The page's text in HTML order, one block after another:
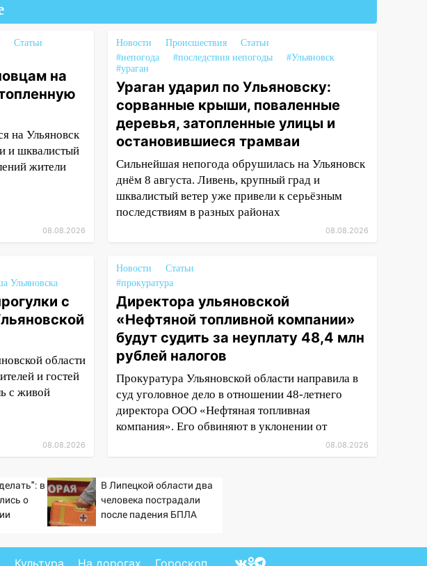
Статьи
на
на Ульяновск
и шквалистый
жители
08.08.2026
Новости Происшествия
Статьи
#непогода
#последствия непогоды
#Ульяновск
#ураган
Ураган ударил по Ульяновску:
сорванные крыши, поваленные
деревья, затопленные улицы и
остановившиеся трамваи
Сильнейшая непогода обрушилась на Ульяновск
днём 8 августа. Ливень, крупный град и
шквалистый ветер уже привели к серьёзным
последствиям в разных районах
08.08.2026
Ульяновска
с
области
и гостей
с живой
08.08.2026
Новости
Статьи
#прокуратура
Директора ульяновской
«Нефтяной топливной компании»
будут судить за неуплату 48,4 млн
рублей налогов
Прокуратура Ульяновской области направила в
суд уголовное дело в отношении 48-летнего
директора ООО «Нефтяная топливная
компания». Его обвиняют в уклонении от
08.08.2026
в
о
В Липецкой области два
человека пострадали
после падения БПЛА
Культура На дорогах Гороскоп